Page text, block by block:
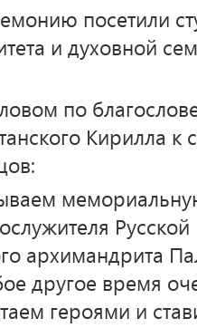
посетили
и духовной
по
Кирилла
архимандрита
другое время
героями и